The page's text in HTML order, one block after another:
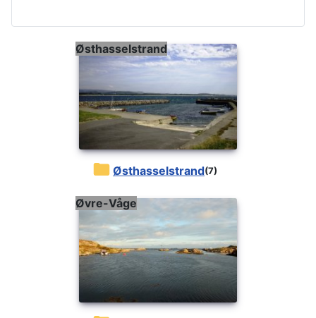
Østhasselstrand(7)
Østhasselstrand
Øvre-Våge